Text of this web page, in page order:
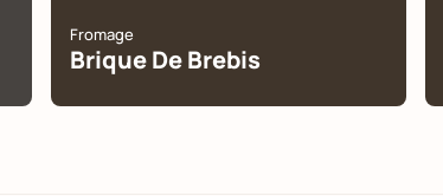
Fromage
Brique De Brebis